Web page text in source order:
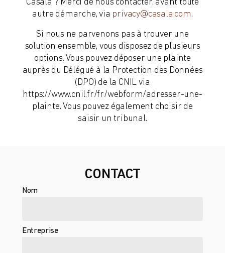
Casala ? Merci de nous contacter, avant toute
autre démarche, via privacy@casala.com.
Si nous ne parvenons pas à trouver une
solution ensemble, vous disposez de plusieurs
options. Vous pouvez déposer une plainte
auprès du Délégué à la Protection des Données
(DPO) de la CNIL via
https://www.cnil.fr/fr/webform/adresser-une-
plainte. Vous pouvez également choisir de
saisir un tribunal.
CONTACT
Nom
Entreprise